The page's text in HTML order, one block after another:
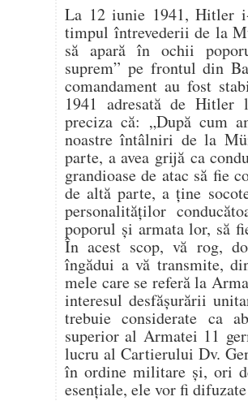
La 12 iunie 1941, Hitler
timpul întrevederii de la
să apară în ochii
suprem” pe frontul din
comandament au fost
1941 adresată de
preciza că: „După cum
noastre întâlniri de la
parte, a avea grijă ca
grandioase de atac să fie
de altă parte, a ţine
personalităţilor
poporul şi armata lor, să
În acest scop, vă rog,
îngădui a vă transmite,
mele care se referă la
interesul desfăşurării
trebuie considerate ca
superior al Armatei 11
lucru al Cartierului Dv.
în ordine militare şi, ori
esenţiale, ele vor fi